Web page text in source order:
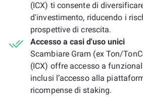
(ICX) ti consente di
d'investimento, riducendo i
prospettive di crescita.
Accesso a casi d'uso unici
Scambiare Gram (ex Ton/
(ICX) offre accesso a
inclusi l’accesso alla
ricompense di staking.